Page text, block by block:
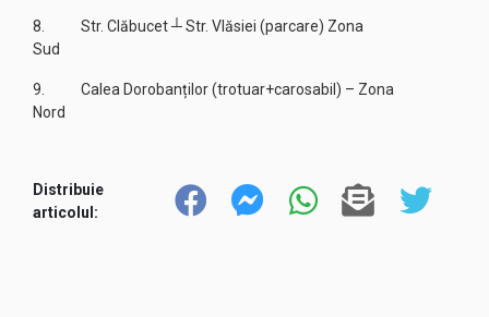
8. Str. Clăbucet ┴ Str. Vlăsiei (parcare) Zona
Sud
9. Calea Dorobanților (trotuar+carosabil) – Zona
Nord
Distribuie
articolul: